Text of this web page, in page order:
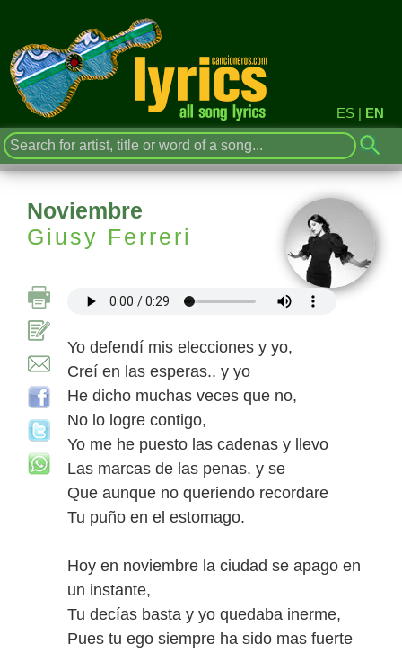
ES | EN
Noviembre
Giusy Ferreri
Yo defendí mis elecciones y yo,
Creí en las esperas.. y yo
He dicho muchas veces que no,
No lo logre contigo,
Yo me he puesto las cadenas y llevo
Las marcas de las penas. y se
Que aunque no queriendo recordare
Tu puño en el estomago.
Hoy en noviembre la ciudad se apago en
un instante,
Tu decías basta y yo quedaba inerme,
Pues tu ego siempre ha sido mas fuerte